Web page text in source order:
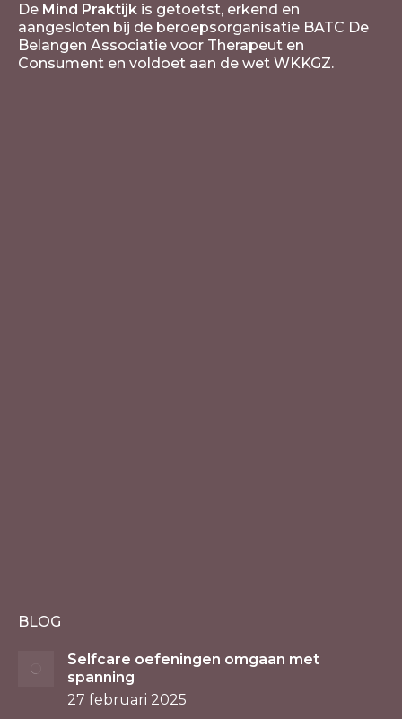
De Mind Praktijk is getoetst, erkend en
aangesloten bij de beroepsorganisatie BATC De
Belangen Associatie voor Therapeut en
Consument en voldoet aan de wet WKKGZ.
BLOG
Selfcare oefeningen omgaan met
spanning
27 februari 2025